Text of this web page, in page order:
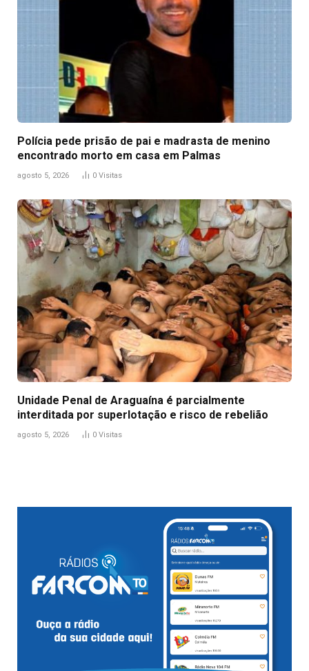
Polícia pede prisão de pai e madrasta de menino
encontrado morto em casa em Palmas
agosto 5, 2026 0 Visitas
Unidade Penal de Araguaína é parcialmente
interditada por superlotação e risco de rebelião
agosto 5, 2026 0 Visitas